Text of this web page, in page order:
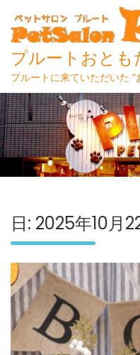
Skip
to
content
プルートおとも
プルートに来ていただいた ”
日: 2025年10月